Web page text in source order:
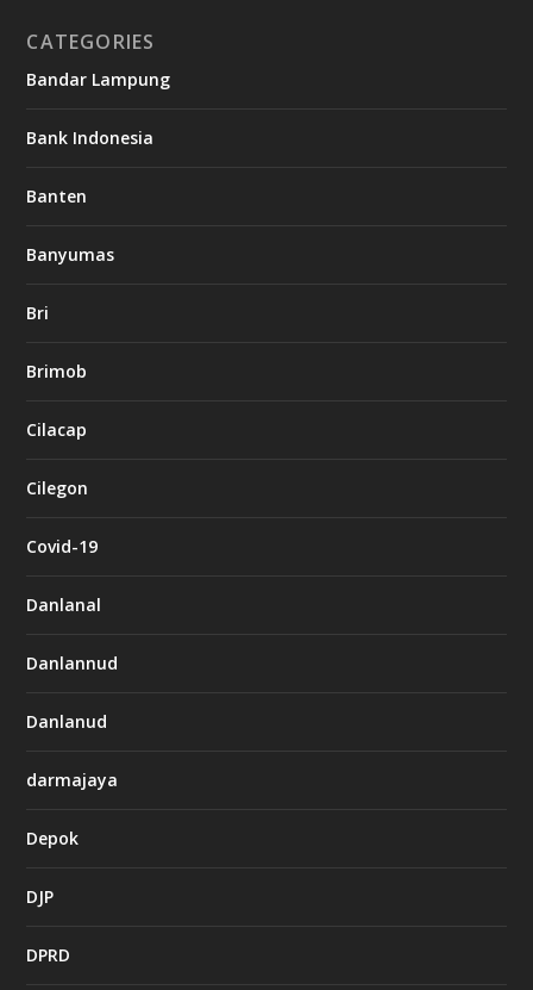
CATEGORIES
Bandar Lampung
Bank Indonesia
Banten
Banyumas
Bri
Brimob
Cilacap
Cilegon
Covid-19
Danlanal
Danlannud
Danlanud
darmajaya
Depok
DJP
DPRD